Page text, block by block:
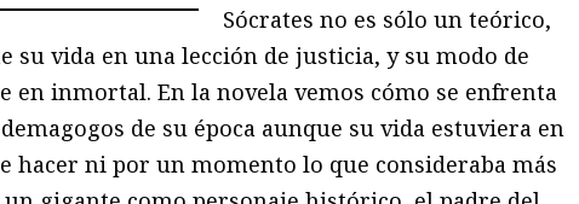
Sócrates no es sólo un teórico,
su vida en una lección de justicia, y su modo de
inmortal. En la novela vemos cómo se enfrenta
de su época aunque su vida estuviera en
hacer ni por un momento lo que consideraba más